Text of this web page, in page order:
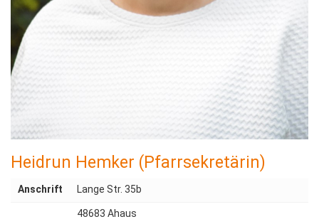
Heidrun Hemker (Pfarrsekretärin)
Anschrift Lange Str. 35b
48683 Ahaus